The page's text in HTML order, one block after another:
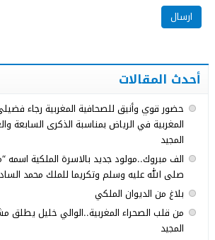
أحدث المقالات
حضور قوي وأنيق للصحافية المغربية رجاء
المغربية في الرياض بمناسبة الذكرى السابعة
المجيد
الف مبروك..مولود جديد بالاسرة الملكية اسمه
صلى الله عليه وسلم وتكريما للملك محمد
بلاغ من الديوان الملكي
من قلب الصحراء المغربية..الوالي خليل يطلق
المجيد